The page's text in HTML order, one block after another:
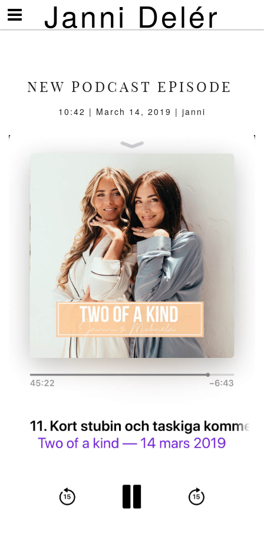
Janni Delér
Visa/göm
meny
NEW PODCAST EPISODE
10:42 | March 14, 2019 | janni